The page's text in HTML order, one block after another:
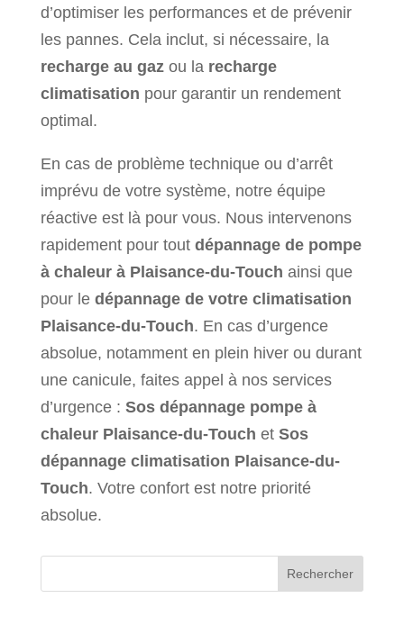
d’optimiser les performances et de prévenir
les pannes. Cela inclut, si nécessaire, la
recharge au gaz ou la recharge
climatisation pour garantir un rendement
optimal.
En cas de problème technique ou d’arrêt
imprévu de votre système, notre équipe
réactive est là pour vous. Nous intervenons
rapidement pour tout dépannage de pompe
à chaleur à Plaisance-du-Touch ainsi que
pour le dépannage de votre climatisation
Plaisance-du-Touch. En cas d’urgence
absolue, notamment en plein hiver ou durant
une canicule, faites appel à nos services
d’urgence : Sos dépannage pompe à
chaleur Plaisance-du-Touch et Sos
dépannage climatisation Plaisance-du-
Touch. Votre confort est notre priorité
absolue.
Rechercher